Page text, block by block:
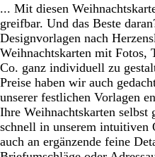
... Mit diesen
greifbar. Und das Beste
Designvorlagen nach
Weihnachtskarten mit Fotos,
Co. ganz individuell zu
Preise haben wir auch
unserer festlichen Vorlagen
Ihre Weihnachtskarten selbst
schnell in unserem intuitiven
auch an ergänzende feine